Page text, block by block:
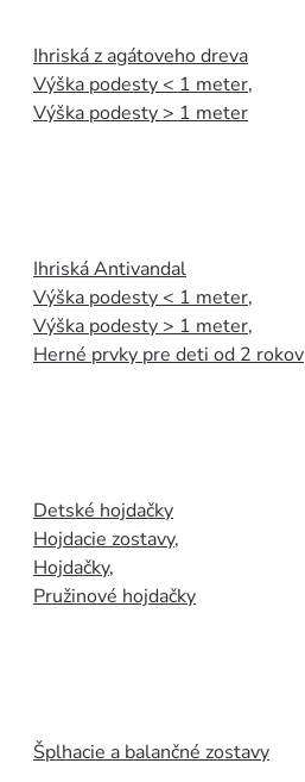
Ihriská z agátoveho dreva
Výška podesty < 1 meter,
Výška podesty > 1 meter
Ihriská Antivandal
Výška podesty < 1 meter,
Výška podesty > 1 meter,
Herné prvky pre deti od 2 rokov
Detské hojdačky
Hojdacie zostavy,
Hojdačky,
Pružinové hojdačky
Šplhacie a balančné zostavy